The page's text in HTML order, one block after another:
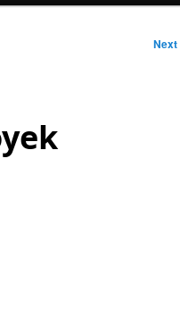
Next